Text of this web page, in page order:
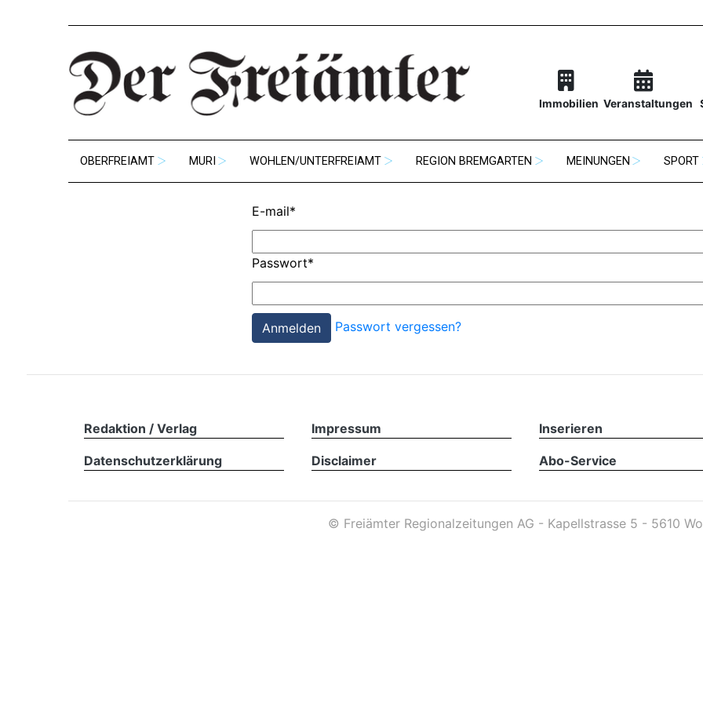
Immobilien Veranstaltungen
OBERFREIAMT MURI WOHLEN/UNTERFREIAMT REGION BREMGARTEN MEINUNGEN SPORT
E-mail*
Passwort*
Passwort vergessen?
Redaktion / Verlag Impressum Inserieren
Datenschutzerklärung Disclaimer Abo-Service
© Freiämter Regionalzeitungen AG - Kapellstrasse 5 - 5610